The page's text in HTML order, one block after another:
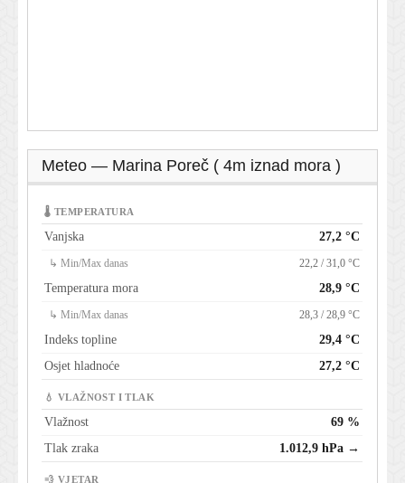
Meteo — Marina Poreč ( 4m iznad mora )
🌡 TEMPERATURA
Vanjska 27,2 °C
↳ Min/Max danas 22,2 / 31,0 °C
Temperatura mora 28,9 °C
↳ Min/Max danas 28,3 / 28,9 °C
Indeks topline
29,4 °C
Osjet hladnoće
27,2 °C
💧 VLAŽNOST I TLAK
Vlažnost
69 %
Tlak zraka
1.012,9 hPa →
💨 VJETAR